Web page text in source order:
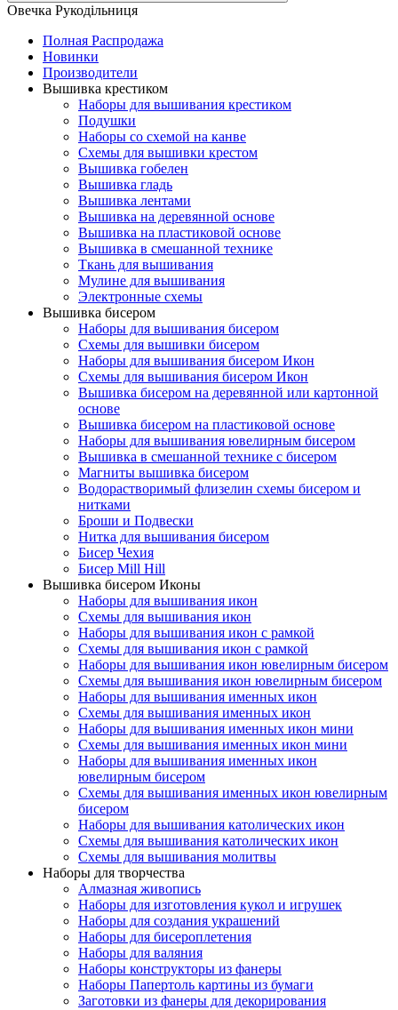
Овечка Рукодільниця
Полная Распродажа
Новинки
Производители
Вышивка крестиком
Наборы для вышивания крестиком
Подушки
Наборы со схемой на канве
Схемы для вышивки крестом
Вышивка гобелен
Вышивка гладь
Вышивка лентами
Вышивка на деревянной основе
Вышивка на пластиковой основе
Вышивка в смешанной технике
Ткань для вышивания
Мулине для вышивания
Электронные схемы
Вышивка бисером
Наборы для вышивания бисером
Схемы для вышивки бисером
Наборы для вышивания бисером Икон
Схемы для вышивания бисером Икон
Вышивка бисером на деревянной или картонной
основе
Вышивка бисером на пластиковой основе
Наборы для вышивания ювелирным бисером
Вышивка в смешанной технике с бисером
Магниты вышивка бисером
Водорастворимый флизелин схемы бисером и
нитками
Броши и Подвески
Нитка для вышивания бисером
Бисер Чехия
Бисер Mill Hill
Вышивка бисером Иконы
Наборы для вышивания икон
Схемы для вышивания икон
Наборы для вышивания икон с рамкой
Схемы для вышивания икон с рамкой
Наборы для вышивания икон ювелирным бисером
Схемы для вышивания икон ювелирным бисером
Наборы для вышивания именных икон
Схемы для вышивания именных икон
Наборы для вышивания именных икон мини
Схемы для вышивания именных икон мини
Наборы для вышивания именных икон
ювелирным бисером
Схемы для вышивания именных икон ювелирным
бисером
Наборы для вышивания католических икон
Схемы для вышивания католических икон
Схемы для вышивания молитвы
Наборы для творчества
Алмазная живопись
Наборы для изготовления кукол и игрушек
Наборы для создания украшений
Наборы для бисероплетения
Наборы для валяния
Наборы конструкторы из фанеры
Наборы Папертоль картины из бумаги
Заготовки из фанеры для декорирования